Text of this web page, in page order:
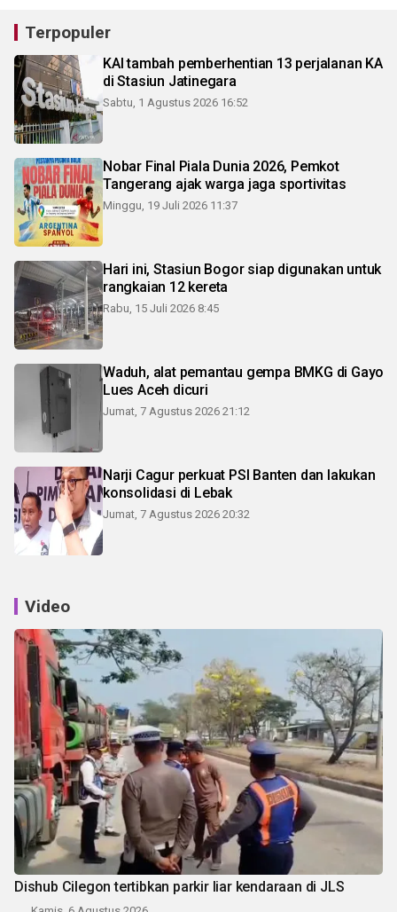
Terpopuler
KAI tambah pemberhentian 13 perjalanan KA
di Stasiun Jatinegara
Sabtu, 1 Agustus 2026 16:52
Nobar Final Piala Dunia 2026, Pemkot
Tangerang ajak warga jaga sportivitas
Minggu, 19 Juli 2026 11:37
Hari ini, Stasiun Bogor siap digunakan untuk
rangkaian 12 kereta
Rabu, 15 Juli 2026 8:45
Waduh, alat pemantau gempa BMKG di Gayo
Lues Aceh dicuri
Jumat, 7 Agustus 2026 21:12
Narji Cagur perkuat PSI Banten dan lakukan
konsolidasi di Lebak
Jumat, 7 Agustus 2026 20:32
Video
Dishub Cilegon tertibkan parkir liar kendaraan di JLS